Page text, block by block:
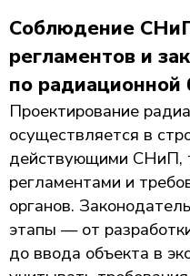
Соблюдение
регламентов и
по радиационной
Проектирование
осуществляется в
действующими СНиП,
регламентами и
органов.
этапы — от
до ввода объекта в